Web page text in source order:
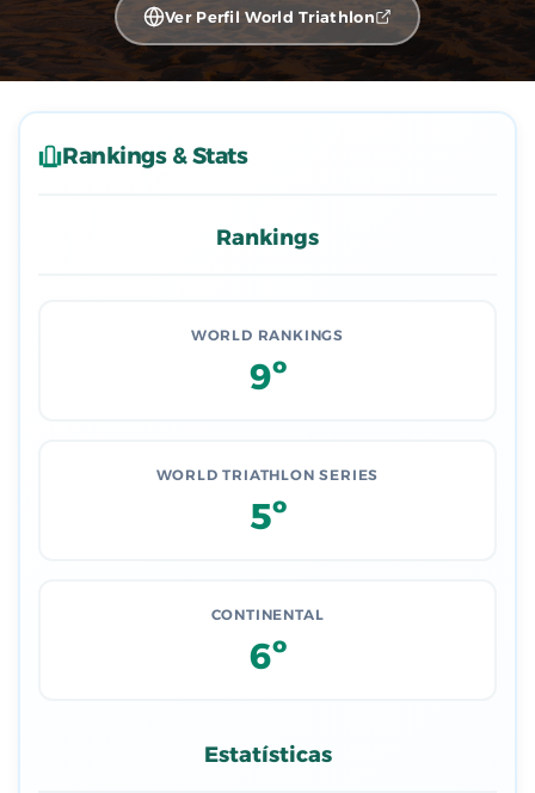
Ver Perfil World Triathlon
Rankings & Stats
Rankings
WORLD RANKINGS
9º
WORLD TRIATHLON SERIES
5º
CONTINENTAL
6º
Estatísticas